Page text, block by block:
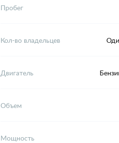
Пробег
Кол-во владельцев
Двигатель
Объем
Мощность